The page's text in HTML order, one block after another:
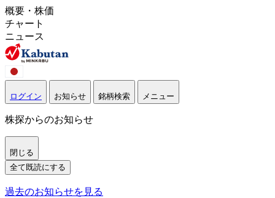
概要・株価
チャート
ニュース
ログイン お知らせ 銘柄検索 メニュー
株探からのお知らせ
閉じる
全て既読にする
過去のお知らせを見る